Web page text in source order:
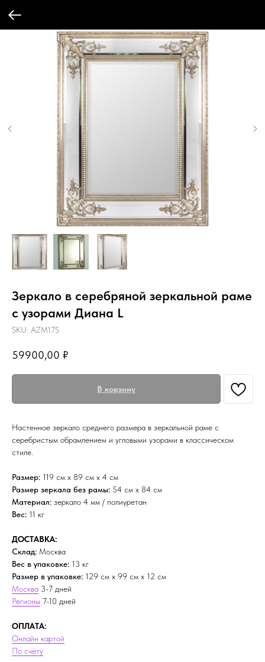
Зеркало в серебряной зеркальной раме
с узорами Диана L
SKU: AZM17S
59900,00 ₽
В корзину
Настенное зеркало среднего размера в зеркальной раме с
серебристым обрамлением и угловыми узорами в классическом
стиле.
Размер: 119 см х 89 см х 4 см
Размер зеркала без рамы: 54 см х 84 см
Материал: зеркало 4 мм / полиуретан
Вес: 11 кг
ДОСТАВКА:
Склад: Москва
Вес в упаковке: 13 кг
Размер в упаковке: 129 см х 99 см х 12 см
Москва 3-7 дней
Регионы 7-10 дней
ОПЛАТА:
Онлайн картой
По счёту